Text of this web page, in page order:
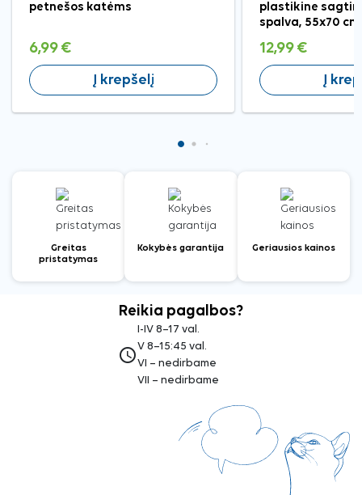
petnešos katėms
6,99 €
Į krepšelį
plastikine
spalva, 55x70 cm
12,99 €
Į
Greitas
pristatymas
Kokybės garantija Geriausios kainos
Reikia pagalbos?
access_time
I-IV 8–17 val.
V 8–15:45 val.
VI – nedirbame
VII – nedirbame